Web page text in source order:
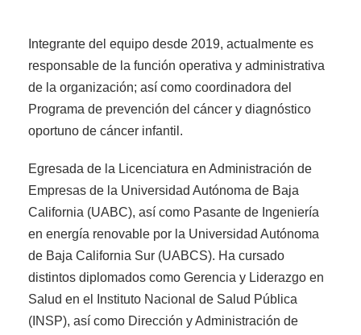
Integrante del equipo desde 2019, actualmente es
responsable de la función operativa y administrativa
de la organización; así como coordinadora del
Programa de prevención del cáncer y diagnóstico
oportuno de cáncer infantil.
Egresada de la Licenciatura en Administración de
Empresas de la Universidad Autónoma de Baja
California (UABC), así como Pasante de Ingeniería
en energía renovable por la Universidad Autónoma
de Baja California Sur (UABCS). Ha cursado
distintos diplomados como Gerencia y Liderazgo en
Salud en el Instituto Nacional de Salud Pública
(INSP), así como Dirección y Administración de